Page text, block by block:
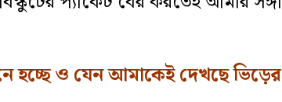
হচ্ছে ও যেন আমাকেই দেখছে